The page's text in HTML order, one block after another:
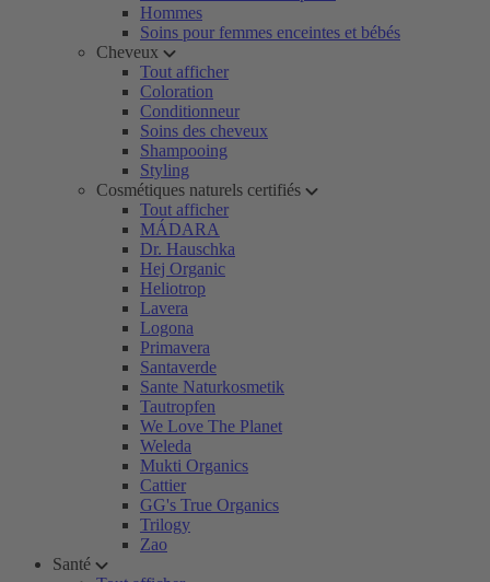
Hommes
Soins pour femmes enceintes et bébés
Cheveux
Tout afficher
Coloration
Conditionneur
Soins des cheveux
Shampooing
Styling
Cosmétiques naturels certifiés
Tout afficher
MÁDARA
Dr. Hauschka
Hej Organic
Heliotrop
Lavera
Logona
Primavera
Santaverde
Sante Naturkosmetik
Tautropfen
We Love The Planet
Weleda
Mukti Organics
Cattier
GG's True Organics
Trilogy
Zao
Santé